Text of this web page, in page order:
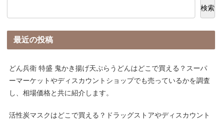
検索
最近の投稿
どん兵衛 特盛 鬼かき揚げ天ぷらうどんはどこで買える？スーパ
ーマーケットやディスカウントショップでも売っているかを調査
し、相場価格と共に紹介します。
活性炭マスクはどこで買える？ドラッグストアやディスカウント